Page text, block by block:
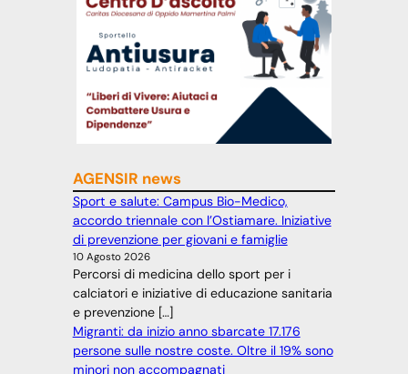
AGENSIR news
Sport e salute: Campus Bio-Medico,
accordo triennale con l’Ostiamare. Iniziative
di prevenzione per giovani e famiglie
10 Agosto 2026
Percorsi di medicina dello sport per i
calciatori e iniziative di educazione sanitaria
e prevenzione […]
Migranti: da inizio anno sbarcate 17.176
persone sulle nostre coste. Oltre il 19% sono
minori non accompagnati